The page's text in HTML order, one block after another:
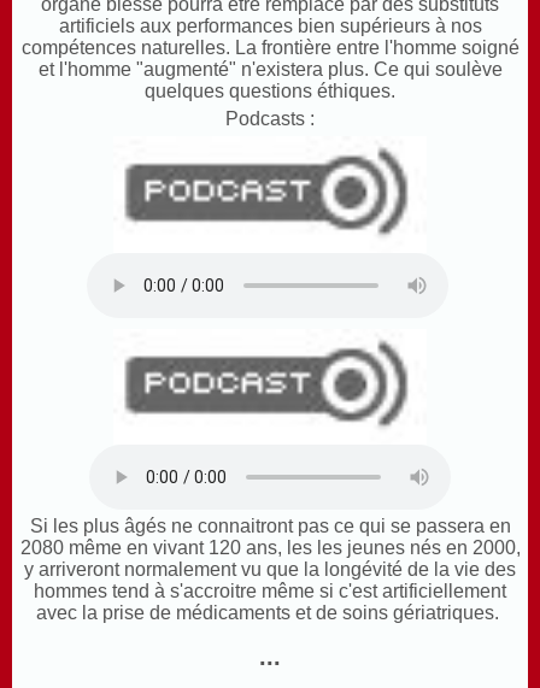
organe blessé pourra être remplacé par des substituts
artificiels aux performances bien supérieurs à nos
compétences naturelles. La frontière entre l'homme soigné
et l'homme "augmenté" n'existera plus. Ce qui soulève
quelques questions éthiques.
Podcasts :
Si les plus âgés ne connaitront pas ce qui se passera en
2080 même en vivant 120 ans, les les jeunes nés en 2000,
y arriveront normalement vu que la longévité de la vie des
hommes tend à s'accroitre même si c'est artificiellement
avec la prise de médicaments et de soins gériatriques.
...